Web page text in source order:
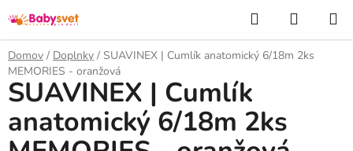
na
obsah
Hľadať
KOŠÍK
Domov / Doplnky / SUAVINEX | Cumlík anatomický 6/18m 2ks
MEMORIES - oranžová
SUAVINEX | Cumlík
anatomický 6/18m 2ks